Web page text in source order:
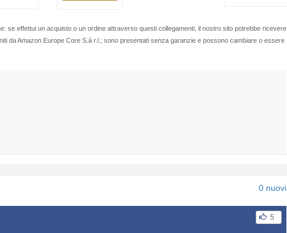
se effettui un acquisto o un ordine attraverso questi collegamenti, il nostro sito potrebbe ricevere
da Amazon Europe Core S.à r.l.; sono presentati senza garanzie e possono cambiare o essere
0 nuovi
5